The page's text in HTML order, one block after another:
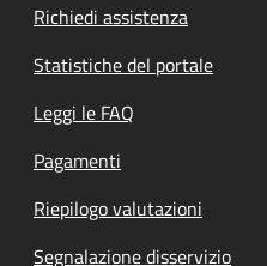
Richiedi assistenza
Statistiche del portale
Leggi le FAQ
Pagamenti
Riepilogo valutazioni
Segnalazione disservizio